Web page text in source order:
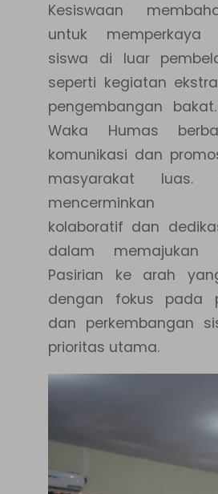
Kesiswaan
untuk memperkaya
siswa di luar
seperti kegiatan
pengembangan
Waka Humas
komunikasi dan
masyarakat luas.
mencerminkan
kolaboratif dan
dalam memajukan
Pasirian ke arah
dengan fokus pada
dan perkembangan
prioritas utama.